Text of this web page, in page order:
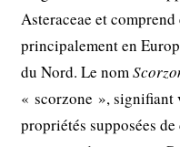
Asteraceae et
principalement en
du Nord. Le nom
« scorzone », signifiant
propriétés supposées